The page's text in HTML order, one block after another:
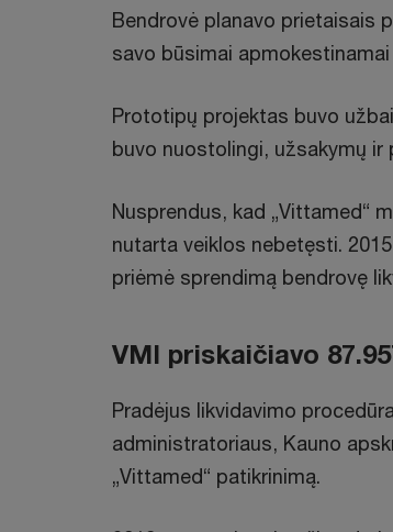
Bendrovė planavo prietaisais
savo būsimai apmokestinamai
Prototipų projektas buvo
buvo nuostolingi, užsakymų ir
Nusprendus, kad „Vittamed“
nutarta veiklos nebetęsti.
priėmė sprendimą bendrovę
VMI priskaičiavo
Pradėjus likvidavimo
administratoriaus, Kauno
„Vittamed“ patikrinimą.